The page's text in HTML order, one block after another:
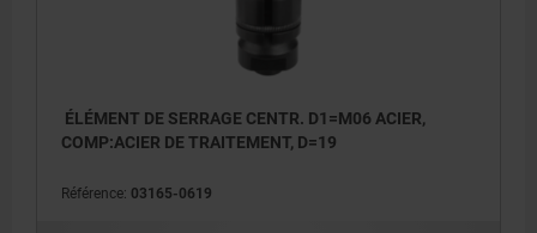
ÉLÉMENT DE SERRAGE CENTR. D1=M06 ACIER,
COMP:ACIER DE TRAITEMENT, D=19
Référence: 03165-0619